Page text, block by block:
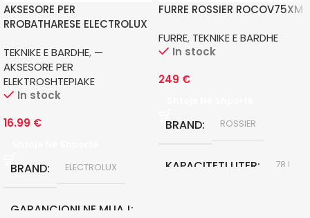
AKSESORE PER
RROBATHARESE ELECTROLUX
TEKNIKE E BARDHE, —
AKSESORE PER
ELEKTROSHTEPIAKE
In stock
16.99 €
BRAND ELECTROLUX
GARANCIONI NE MUAJ
FURRE ROSSIER ROCOV75XM
FURRE, TEKNIKE E BARDHE
In stock
249 €
BRAND ROSSIER
KAPACITETI LITER 78 L